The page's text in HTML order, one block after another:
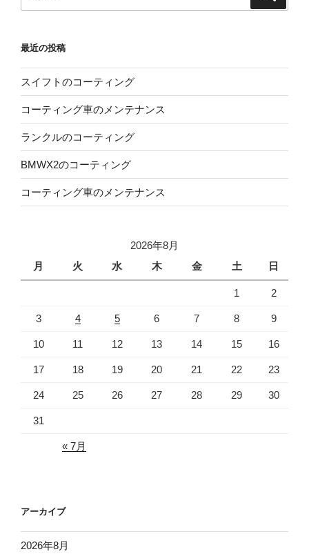
最近の投稿
スイフトのコーティング
コーティング車のメンテナンス
ランクルのコーティング
BMWX2のコーティング
コーティング車のメンテナンス
2026年8月
月
火 水 木 金 土 日
1 2
3 4 5 6 7 8 9
10 11 12 13 14 15 16
17 18 19 20 21 22 23
24 25 26 27 28 29 30
31
« 7月
アーカイブ
2026年8月